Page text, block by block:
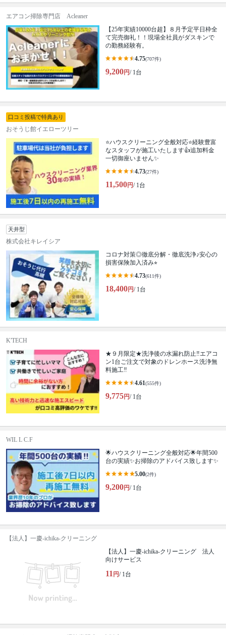
エアコン掃除専門店 Acleaner
【25年実績10000台超】８月予定平日枠全
て完売御礼！！現場全社員がダスキンで
の勤務経験有。
4.75(707件)
9,200円/ 1台
口コミ投稿で特典あり
おそうじ館イエローツリー
⭐ハウスクリーニング全般対応⭐経験豊富
なスタッフが施工いたします👍追加料金
一切御座いません✨
4.73(27件)
11,500円/ 1台
天井型
株式会社キレイシア
コロナ対策◎徹底分解・徹底洗浄♪安心の
損害保険加入済み⭐︎
4.73(611件)
18,400円/ 1台
K'TECH
★９月限定★洗浄後の水漏れ防止‼︎エアコ
ン1台ご注文で対象のドレンホース洗浄無
料施工‼︎
4.61(555件)
9,775円/ 1台
WIL L C.F
🌟ハウスクリーニング全般対応🌟年間500
台の実績✨お掃除のアドバイス致します✨
5.00(2件)
9,200円/ 1台
【法人】一慶-ichika-クリーニング
【法人】一慶-ichika-クリーニング 法人
向けサービス
11 円/ 1台